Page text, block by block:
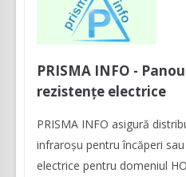
PRISMA INFO -
rezistențe electrice
PRISMA INFO asigură
infraroșu pentru încăperi
electrice pentru domeniul